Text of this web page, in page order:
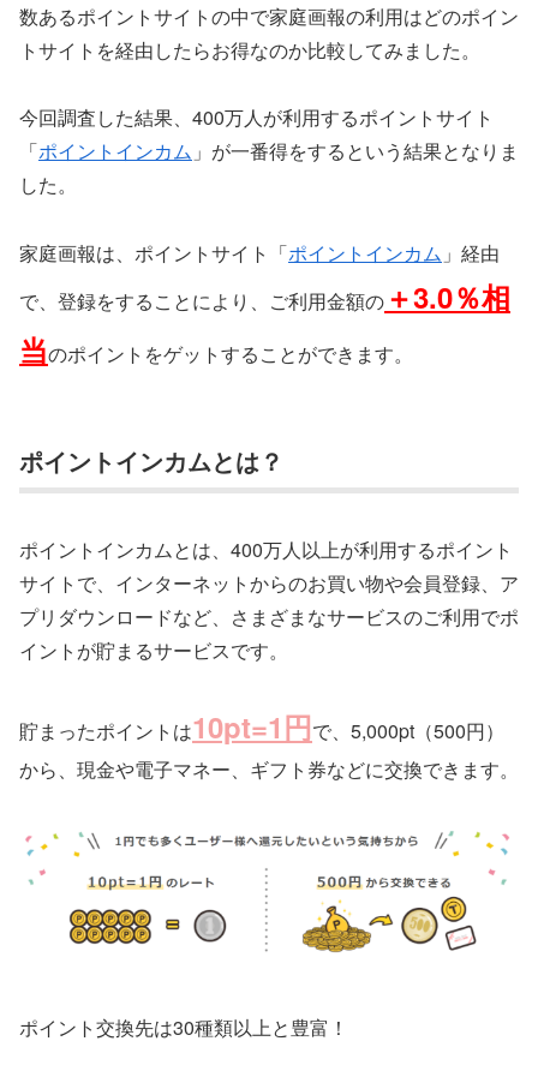
数あるポイントサイトの中で家庭画報の利用はどのポイン
トサイトを経由したらお得なのか比較してみました。
今回調査した結果、400万人が利用するポイントサイト
「ポイントインカム 」が一番得をするという結果となりま
した。
家庭画報は、ポイントサイト「ポイントインカム 」経由
で、登録をすることにより、ご利用金額の ＋3.0％相
当のポイントをゲットすることができます。
ポイントインカムとは？
ポイントインカムとは、400万人以上が利用するポイント
サイトで、インターネットからのお買い物や会員登録、ア
プリダウンロードなど、さまざまなサービスのご利用でポ
イントが貯まるサービスです。
貯まったポイントは10pt=1円で、5,000pt（500円）
から、現金や電子マネー、ギフト券などに交換できます。
ポイント交換先は30種類以上と豊富！